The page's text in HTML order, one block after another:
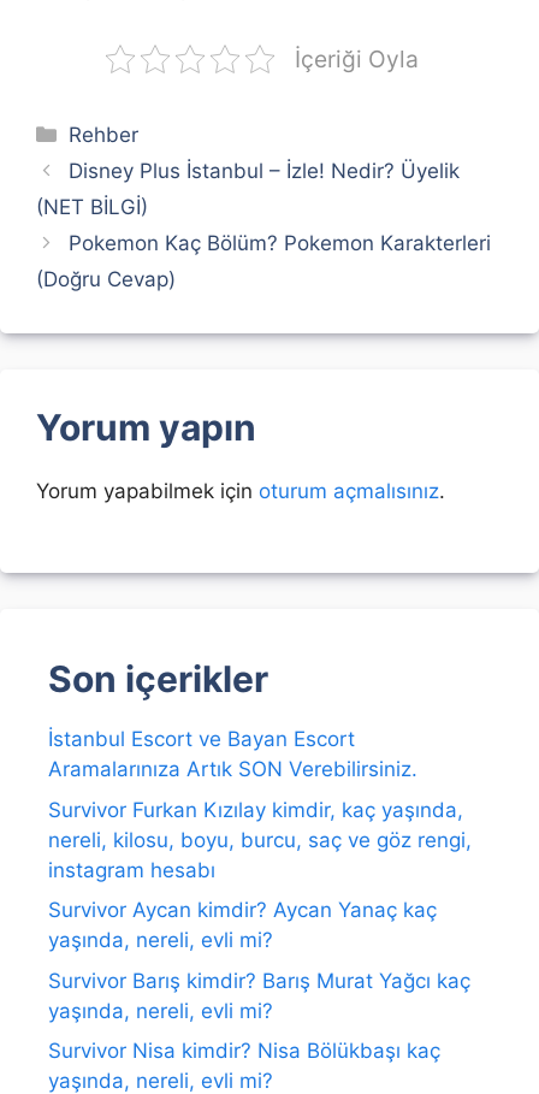
İçeriği Oyla
Kategoriler
Rehber
Disney Plus İstanbul – İzle! Nedir? Üyelik
(NET BİLGİ)
Pokemon Kaç Bölüm? Pokemon Karakterleri
(Doğru Cevap)
Yorum yapın
Yorum yapabilmek için oturum açmalısınız.
Son içerikler
İstanbul Escort ve Bayan Escort
Aramalarınıza Artık SON Verebilirsiniz.
Survivor Furkan Kızılay kimdir, kaç yaşında,
nereli, kilosu, boyu, burcu, saç ve göz rengi,
instagram hesabı
Survivor Aycan kimdir? Aycan Yanaç kaç
yaşında, nereli, evli mi?
Survivor Barış kimdir? Barış Murat Yağcı kaç
yaşında, nereli, evli mi?
Survivor Nisa kimdir? Nisa Bölükbaşı kaç
yaşında, nereli, evli mi?